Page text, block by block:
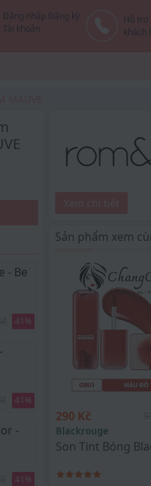
Đăng nhập Đăng ký
Tài khoản
Hỗ trợ
khách
- Be
41 %
41 %
-
41 %
Sản phẩm xem
290 Kč
Blackrouge
Son Tint Bóng